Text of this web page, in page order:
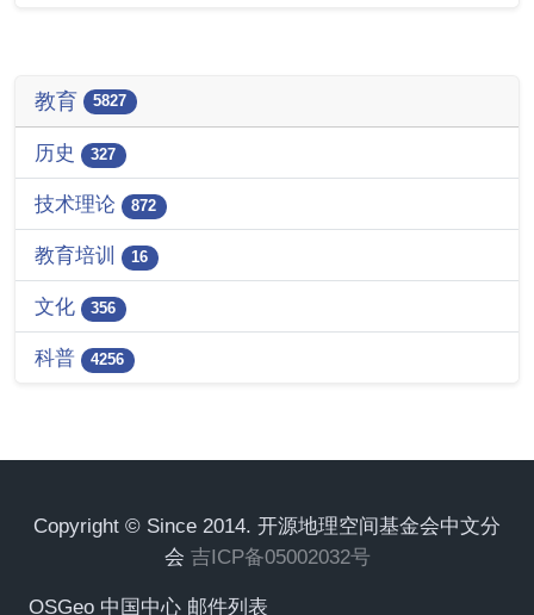
教育 5827
历史 327
技术理论 872
教育培训 16
文化 356
科普 4256
Copyright © Since 2014. 开源地理空间基金会中文分
会 吉ICP备05002032号
OSGeo 中国中心 邮件列表